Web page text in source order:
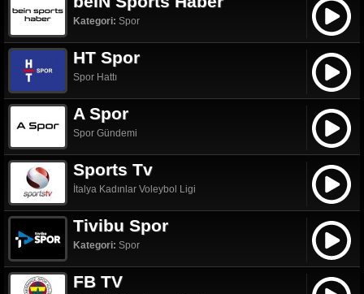
Kategori: Spor
HT Spor
Spor Hattı
A Spor
Spor Gündemi
Sports Tv
İtalya Kadınlar Voleybol Ligi
Tivibu Spor
Kategori: Spor
FB TV